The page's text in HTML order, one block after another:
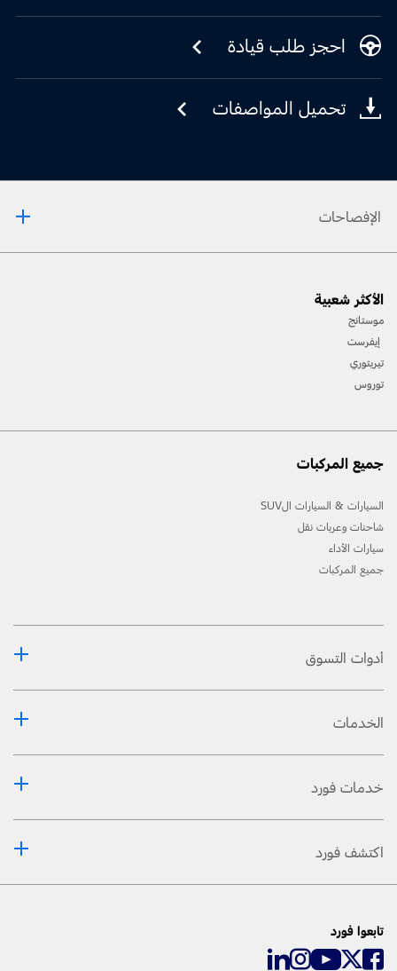
احجز طلب قيادة
تحميل المواصفات
الإفصاحات
المسارات، واستخدام معدّات السّلامة المناسبة.
[2] لن تتوفّر جميع ميّزات المركبة في جميع الأسواق. اتّصل بموزّع فورد المحلّي للحصول على أحدث
الأكثر شعبية
موستانج
إيفرست
تيريتوري
توروس
جميع المركبات
السيارات & السيارات الSUV
شاحنات وعربات نقل
سيارات الأداء
جميع المركبات
أدوات التسوق
الخدمات
خدمات فورد
اكتشف فورد
تابعوا فورد